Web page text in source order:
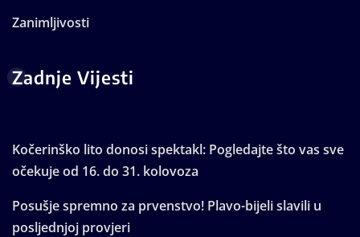
Zanimljivosti
Zadnje Vijesti
Kočerinško lito donosi spektakl: Pogledajte što vas sve
očekuje od 16. do 31. kolovoza
Posušje spremno za prvenstvo! Plavo-bijeli slavili u
posljednjoj provjeri